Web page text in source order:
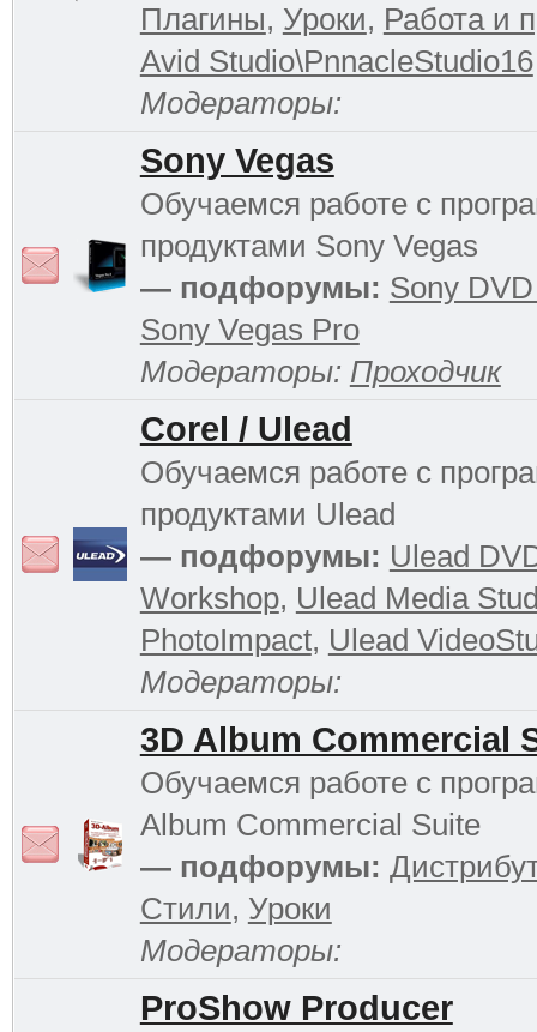
Плагины, Уроки, Работа и
Avid Studio\PnnacleStudio16
Модераторы:
Sony Vegas
Обучаемся работе с
продуктами Sony Vegas
— подфорумы: Sony
Sony Vegas Pro
Модераторы: Проходчик
Corel / Ulead
Обучаемся работе с
продуктами Ulead
— подфорумы: Ulead
Workshop, Ulead Media
PhotoImpact, Ulead
Модераторы:
3D Album Commercial
Обучаемся работе с
Album Commercial Suite
— подфорумы:
Стили, Уроки
Модераторы:
ProShow Producer